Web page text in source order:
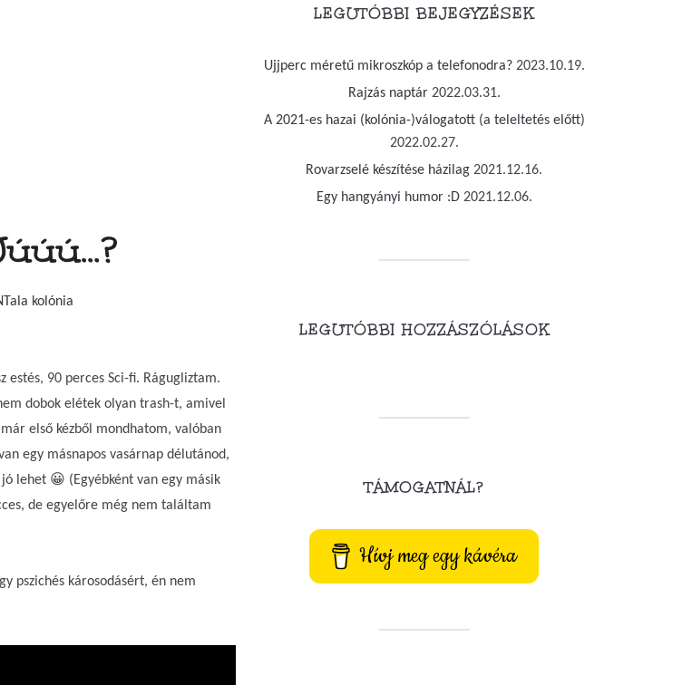
kolónia
90 perces Sci-fi. Rágugliztam.
dobok elétek olyan trash-t, amivel
első kézből mondhatom, valóban
egy másnapos vasárnap délutánod,
lehet 😀 (Egyébként van egy másik
de egyelőre még nem találtam
pszichés károsodásért, én nem
LEGUTÓBBI BEJEGYZÉSEK
Ujjperc méretű mikroszkóp a telefonodra? 2023.10.19.
Rajzás naptár 2022.03.31.
A 2021-es hazai (kolónia-)válogatott (a teleltetés előtt)
2022.02.27.
Rovarzselé készítése házilag 2021.12.16.
Egy hangyányi humor :D 2021.12.06.
LEGUTÓBBI HOZZÁSZÓLÁSOK
TÁMOGATNÁL?
Hívj meg egy kávéra